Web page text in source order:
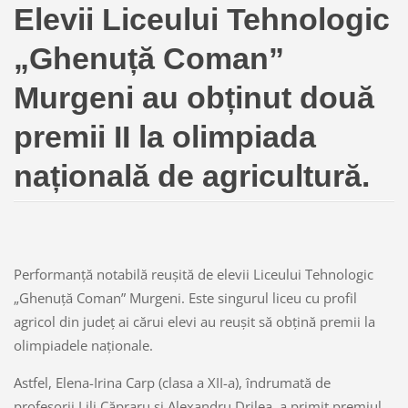
Elevii Liceului Tehnologic
„Ghenuță Coman”
Murgeni au obținut două
premii II la olimpiada
națională de agricultură.
Performanță notabilă reușită de elevii Liceului Tehnologic
„Ghenuță Coman” Murgeni. Este singurul liceu cu profil
agricol din județ ai cărui elevi au reușit să obțină premii la
olimpiadele naționale.
Astfel, Elena-Irina Carp (clasa a XII-a), îndrumată de